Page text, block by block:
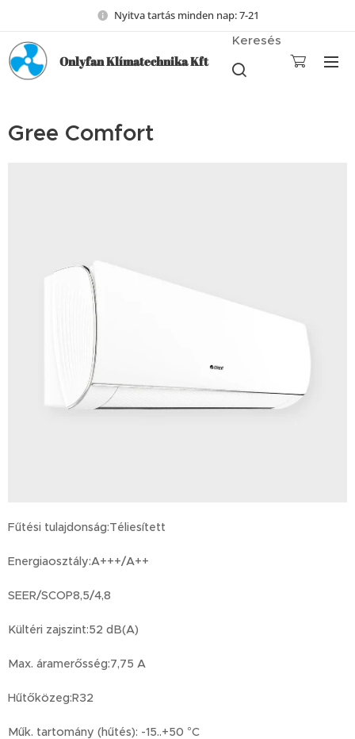
Nyitva tartás minden nap: 7-21
Onlyfan Klímatechnika Kft
Keresés
Gree Comfort
Fűtési tulajdonság:Téliesített
Energiaosztály:A+++/A++
SEER/SCOP8,5/4,8
Kültéri zajszint:52 dB(A)
Max. áramerősség:7,75 A
Hűtőközeg:R32
Műk. tartomány (hűtés): -15..+50 °C